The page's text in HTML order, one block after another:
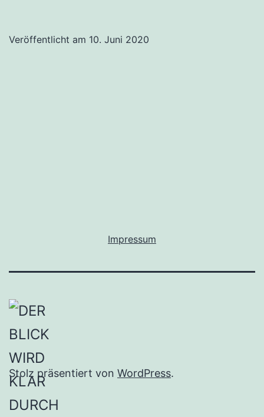
Veröffentlicht am 10. Juni 2020
Impressum
Stolz präsentiert von WordPress.